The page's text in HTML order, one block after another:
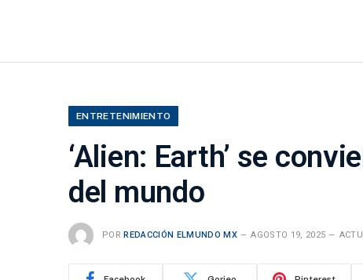
ENTRETENIMIENTO
‘Alien: Earth’ se
del mundo
POR REDACCIÓN ELMUNDO MX AGOSTO 19, 2025